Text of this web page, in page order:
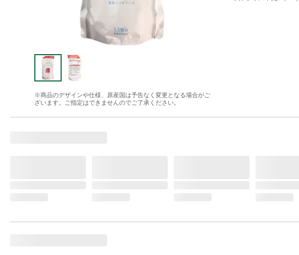
※商品のデザインや仕様、原産国は予告なく変更となる場合がご
ざいます。ご指定はできませんのでご了承ください。
使用上の注意